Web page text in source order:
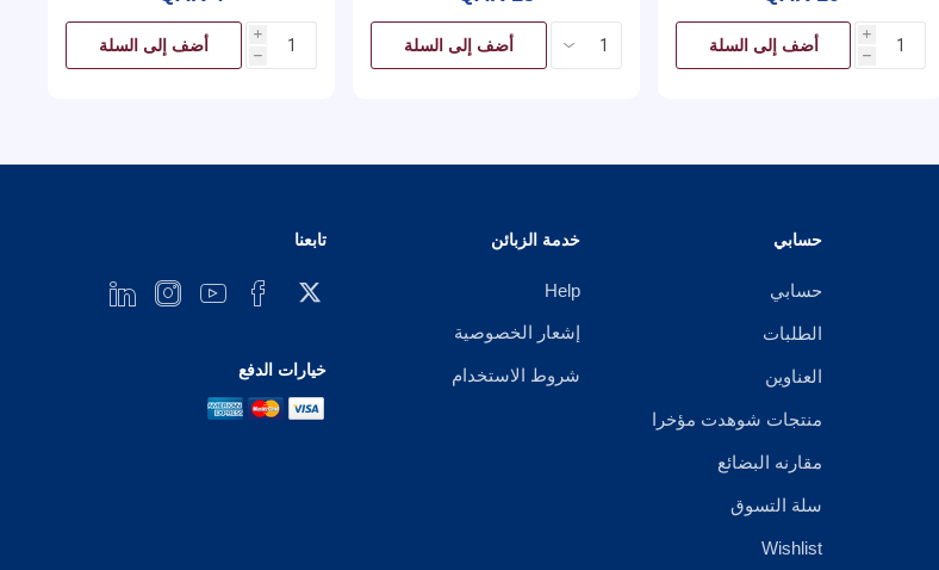
i
h
أضف إلى السلة أضف إلى السلة
i
h
أضف إلى السلة
حسابي
حسابي
الطلبات
العناوين
منتجات شوهدت مؤخرا
مقارنه البضائع
سلة التسوق
Wishlist
خدمة الزبائن
Help
إشعار الخصوصية
شروط الاستخدام
تابعنا
خيارات الدفع